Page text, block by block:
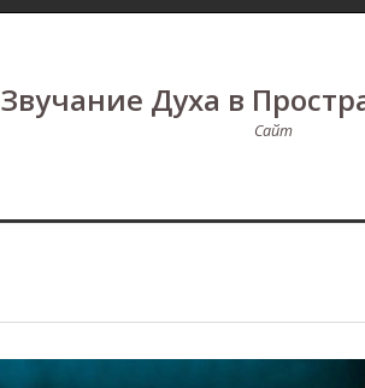
Звучание Духа в
Сайт